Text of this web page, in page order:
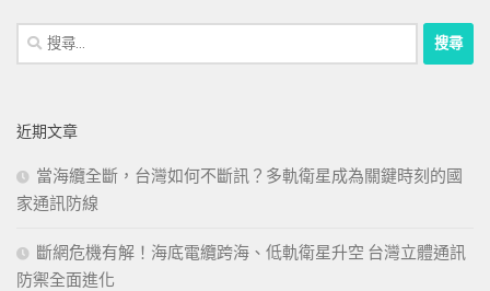
搜
尋
字:
近期文章
當海纜全斷，台灣如何不斷訊？多軌衛星成為關鍵時刻的國
家通訊防線
斷網危機有解！海底電纜跨海、低軌衛星升空 台灣立體通訊
防禦全面進化